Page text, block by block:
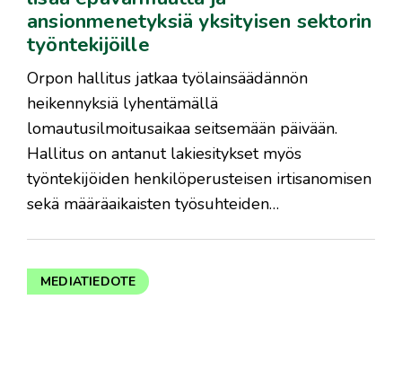
ansionmenetyksiä yksityisen sektorin
työntekijöille
Orpon hallitus jatkaa työlainsäädännön
heikennyksiä lyhentämällä
lomautusilmoitusaikaa seitsemään päivään.
Hallitus on antanut lakiesitykset myös
työntekijöiden henkilöperusteisen irtisanomisen
sekä määräaikaisten työsuhteiden…
MEDIATIEDOTE